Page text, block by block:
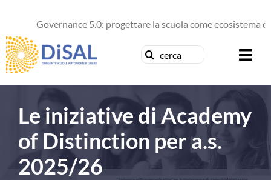
contenuto
Governance 5.0: progettare la scuola come ecosistema di
Cerca
Chi siamo
News
Formazione
Le iniziative di Academy
of Distinction per a.s.
2025/26